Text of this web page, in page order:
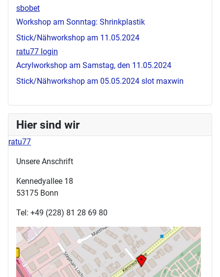
sbobet
Workshop am Sonntag: Shrinkplastik
Stick/Nähworkshop am 11.05.2024
ratu77 login
Acrylworkshop am Samstag, den 11.05.2024
Stick/Nähworkshop am 05.05.2024 slot maxwin
Hier sind wir
ratu77
Unsere Anschrift
Kennedyallee 18
53175 Bonn
Tel: +49 (228) 81 28 69 80